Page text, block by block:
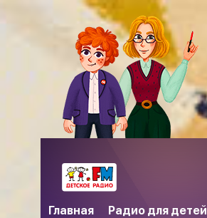
Главная Радио для детей